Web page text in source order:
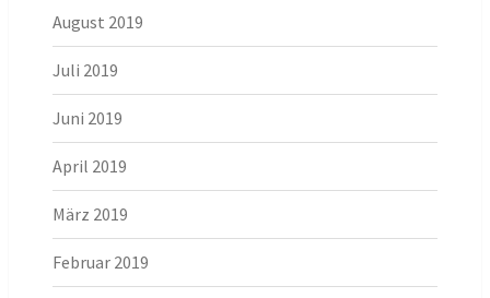
August 2019
Juli 2019
Juni 2019
April 2019
März 2019
Februar 2019